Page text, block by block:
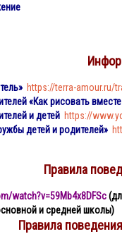
https://terra-amour.ru/
«Как рисовать
и детей https://
детей и родителей»
Правила
watch?v=59Mb4x8DFSc
и средней школы)
Правила